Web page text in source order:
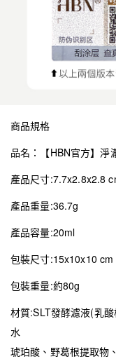
商品規格
品名：【HBN官方】淨
產品尺寸:7.7x2.8x2.8
產品重量:36.7g
產品容量:20ml
包裝尺寸:15x10x10 cm
包裝重量:約80g
材質:SLT發酵濾液(乳
水
琥珀酸、野葛根提取物